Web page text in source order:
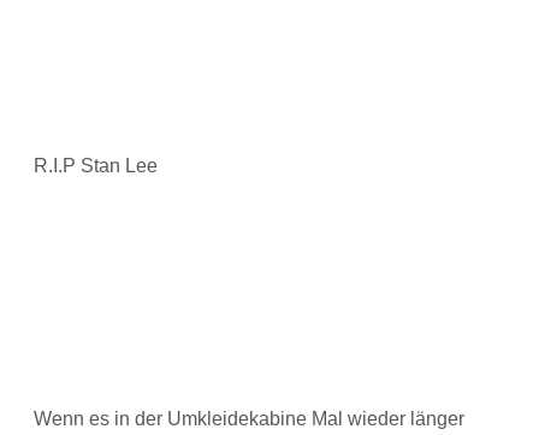
R.I.P Stan Lee
Wenn es in der Umkleidekabine Mal wieder länger